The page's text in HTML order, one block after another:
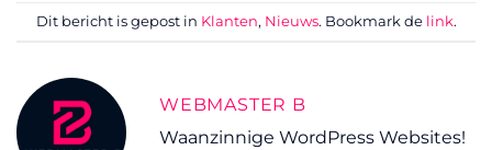
Dit bericht is gepost in Klanten, Nieuws. Bookmark de link.
WEBMASTER B
Waanzinnige WordPress Websites!